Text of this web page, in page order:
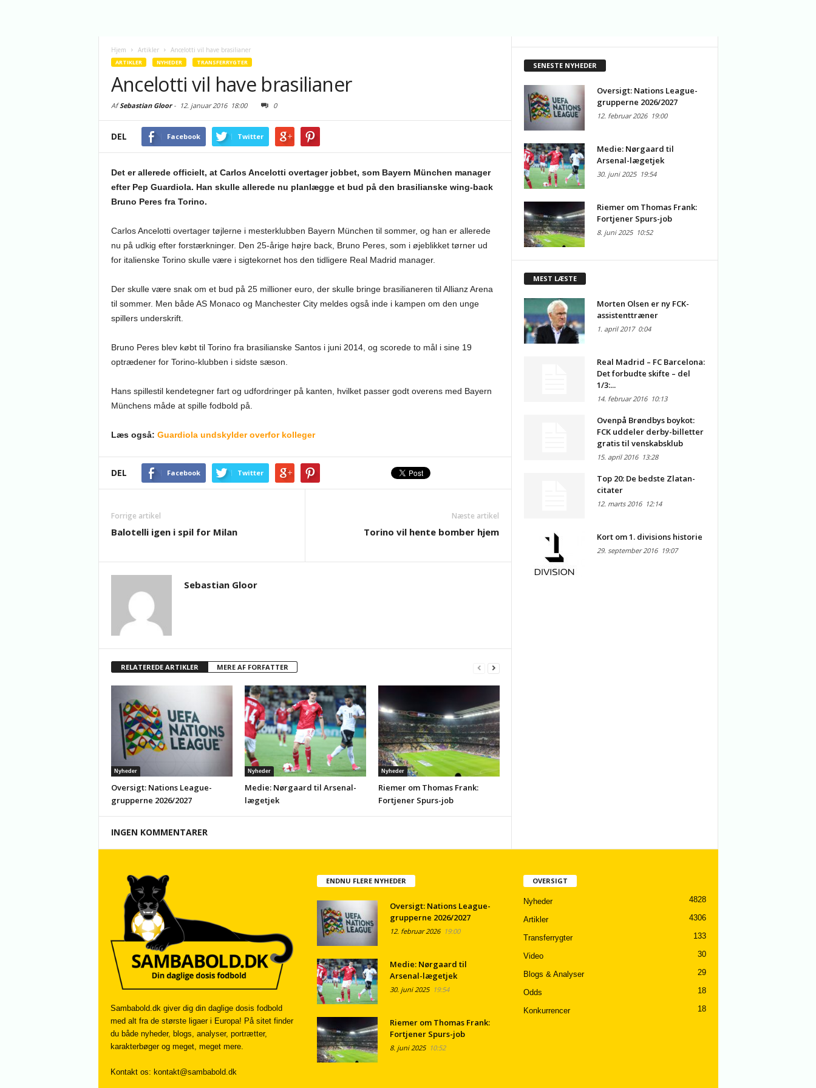
Hjem Artikler Ancelotti vil have brasilianer
ARTIKLER NYHEDER TRANSFERRYGTER
Ancelotti vil have brasilianer
AfSebastian Gloor- 12. januar 201618:00 0
DEL Facebook Twitter
Det er allerede officielt, at Carlos Ancelotti overtager jobbet, som Bayern München manager
efter Pep Guardiola. Han skulle allerede nu planlægge et bud på den brasilianske wing-back
Bruno Peres fra Torino.
Carlos Ancelotti overtager tøjlerne i mesterklubben Bayern München til sommer, og han er allerede
nu på udkig efter forstærkninger. Den 25-årige højre back, Bruno Peres, som i øjeblikket tørner ud
for italienske Torino skulle være i sigtekornet hos den tidligere Real Madrid manager.
Der skulle være snak om et bud på 25 millioner euro, der skulle bringe brasilianeren til Allianz Arena
til sommer. Men både AS Monaco og Manchester City meldes også inde i kampen om den unge
spillers underskrift.
Bruno Peres blev købt til Torino fra brasilianske Santos i juni 2014, og scorede to mål i sine 19
optrædener for Torino-klubben i sidste sæson.
Hans spillestil kendetegner fart og udfordringer på kanten, hvilket passer godt overens med Bayern
Münchens måde at spille fodbold på.
Læs også: Guardiola undskylder overfor kolleger
DEL Facebook Twitter
Forrige artikel
Balotelli igen i spil for Milan
Næste artikel
Torino vil hente bomber hjem
Sebastian Gloor
RELATEREDE ARTIKLER MERE AF FORFATTER
Nyheder
Oversigt: Nations League-
grupperne 2026/2027
Nyheder
Medie: Nørgaard til Arsenal-
lægetjek
Nyheder
Riemer om Thomas Frank:
Fortjener Spurs-job
INGEN KOMMENTARER
SENESTE NYHEDER
Oversigt: Nations League-
grupperne 2026/2027
12. februar 202619:00
Medie: Nørgaard til
Arsenal-lægetjek
30. juni 202519:54
Riemer om Thomas Frank:
Fortjener Spurs-job
8. juni 202510:52
MEST LÆSTE
Morten Olsen er ny FCK-
assistenttræner
1. april 20170:04
Real Madrid – FC Barcelona:
Det forbudte skifte – del
1/3:...
14. februar 201610:13
Ovenpå Brøndbys boykot:
FCK uddeler derby-billetter
gratis til venskabsklub
15. april 201613:28
Top 20: De bedste Zlatan-
citater
12. marts 201612:14
Kort om 1. divisions historie
29. september 201619:07
Sambabold.dk giver dig din daglige dosis fodbold
med alt fra de største ligaer i Europa! På sitet finder
du både nyheder, blogs, analyser, portrætter,
karakterbøger og meget, meget mere.
Kontakt os: kontakt@sambabold.dk
ENDNU FLERE NYHEDER
Oversigt: Nations League-
grupperne 2026/2027
12. februar 202619:00
Medie: Nørgaard til
Arsenal-lægetjek
30. juni 202519:54
Riemer om Thomas Frank:
Fortjener Spurs-job
8. juni 202510:52
OVERSIGT
Nyheder 4828
Artikler 4306
Transferrygter 133
Video 30
Blogs & Analyser 29
Odds 18
Konkurrencer 18